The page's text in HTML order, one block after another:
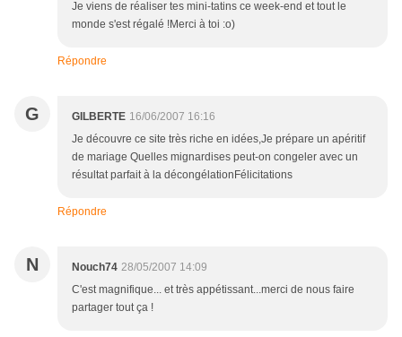
Je viens de réaliser tes mini-tatins ce week-end et tout le
monde s'est régalé !Merci à toi :o)
Répondre
G GILBERTE 16/06/2007 16:16
Je découvre ce site très riche en idées,Je prépare un apéritif
de mariage Quelles mignardises peut-on congeler avec un
résultat parfait à la décongélationFélicitations
Répondre
N Nouch74 28/05/2007 14:09
C'est magnifique... et très appétissant...merci de nous faire
partager tout ça !